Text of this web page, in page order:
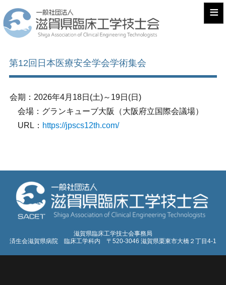
≡
第12回日本医療安全学会学術集会
会期：2026年4月18日(土)～19日(日)
会場：グランキューブ大阪（大阪府立国際会議場）
URL： https://jpscs12th.com/
滋賀県臨床工学技士会事務局
済生会滋賀県病院 臨床工学科内 〒520-3046 滋賀県栗東市大橋２丁目4-1